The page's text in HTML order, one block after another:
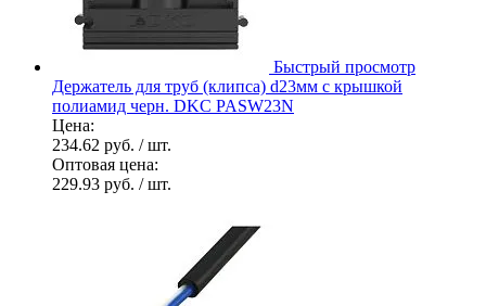
Быстрый просмотр
Держатель для труб (клипса) d23мм с крышкой
полиамид черн. DKC PASW23N
Цена:
234.62 руб. / шт.
Оптовая цена:
229.93 руб. / шт.